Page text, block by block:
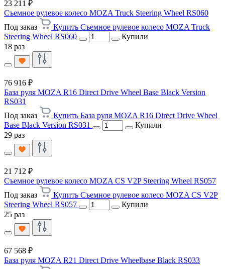
23 211 ₽
Съемное рулевое колесо MOZA Truck Steering Wheel RS060
Под заказ
Купить Съемное рулевое колесо MOZA Truck
Steering Wheel RS060
Купили
18 раз
76 916 ₽
База руля MOZA R16 Direct Drive Wheel Base Black Version
RS031
Под заказ
Купить База руля MOZA R16 Direct Drive Wheel
Base Black Version RS031
Купили
29 раз
21 712 ₽
Съемное рулевое колесо MOZA CS V2P Steering Wheel RS057
Под заказ
Купить Съемное рулевое колесо MOZA CS V2P
Steering Wheel RS057
Купили
25 раз
67 568 ₽
База руля MOZA R21 Direct Drive Wheelbase Black RS033